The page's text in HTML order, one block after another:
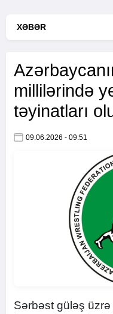
XƏBƏR
millilərində
təyinatları
09.06.2026 - 09:51
Sərbəst güləş üzrə